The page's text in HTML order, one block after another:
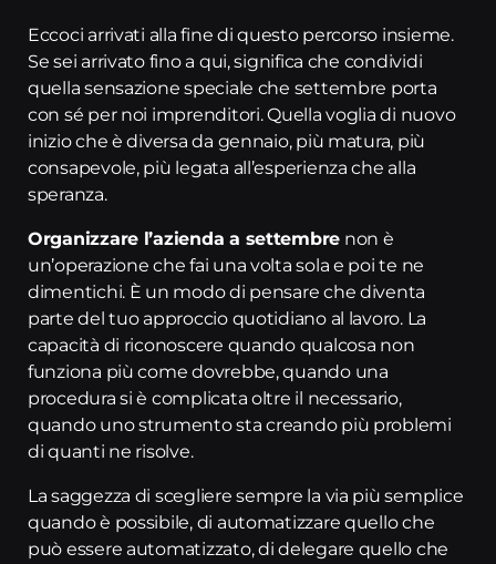
Eccoci arrivati alla fine di questo percorso insieme.
Se sei arrivato fino a qui, significa che condividi
quella sensazione speciale che settembre porta
con sé per noi imprenditori. Quella voglia di nuovo
inizio che è diversa da gennaio, più matura, più
consapevole, più legata all’esperienza che alla
speranza.
Organizzare l’azienda a settembre non è
un’operazione che fai una volta sola e poi te ne
dimentichi. È un modo di pensare che diventa
parte del tuo approccio quotidiano al lavoro. La
capacità di riconoscere quando qualcosa non
funziona più come dovrebbe, quando una
procedura si è complicata oltre il necessario,
quando uno strumento sta creando più problemi
di quanti ne risolve.
La saggezza di scegliere sempre la via più semplice
quando è possibile, di automatizzare quello che
può essere automatizzato, di delegare quello che